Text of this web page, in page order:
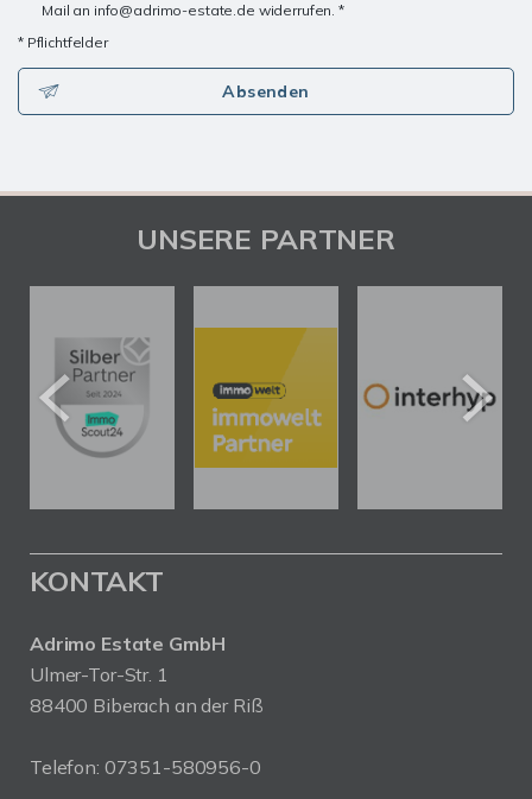
Mail an info@adrimo-estate.de widerrufen. *
* Pflichtfelder
Absenden
UNSERE PARTNER
KONTAKT
Adrimo Estate GmbH
Ulmer-Tor-Str. 1
88400 Biberach an der Riß
Telefon: 07351-580956-0